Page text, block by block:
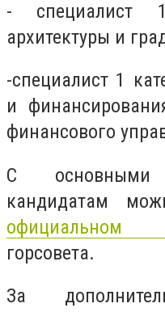
- специалист
архитектуры и
-специалист 1
и
финансового
С основными
кандидатам
горсовета.
За